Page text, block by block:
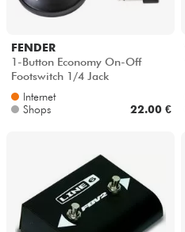
FENDER
1-Button Economy On-Off
Footswitch 1/4 Jack
Internet
Shops
22.00 €